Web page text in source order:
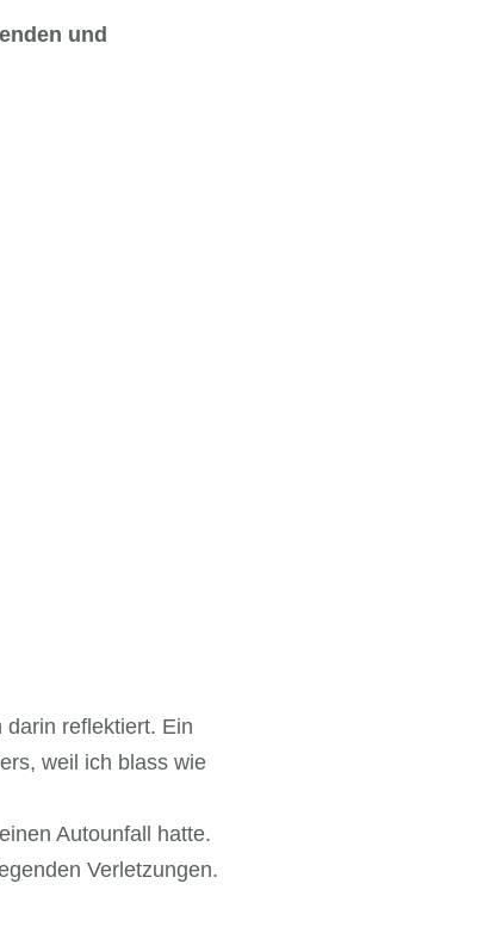
und
reflektiert. Ein
weil ich blass wie
Autounfall hatte.
Verletzungen.